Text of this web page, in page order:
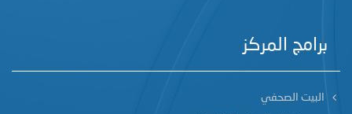
برامج المركز
البيت الصحفي